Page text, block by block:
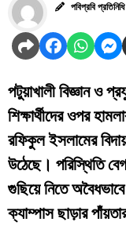
পবিপ্রবি প্রতিনিধি
পটুয়াখালী বিজ্ঞান ও
শিক্ষার্থীদের ওপর
রফিকুল ইসলামের
উঠেছে। পরিস্থিতি
গুছিয়ে নিতে
ক্যাম্পাস ছাড়ার